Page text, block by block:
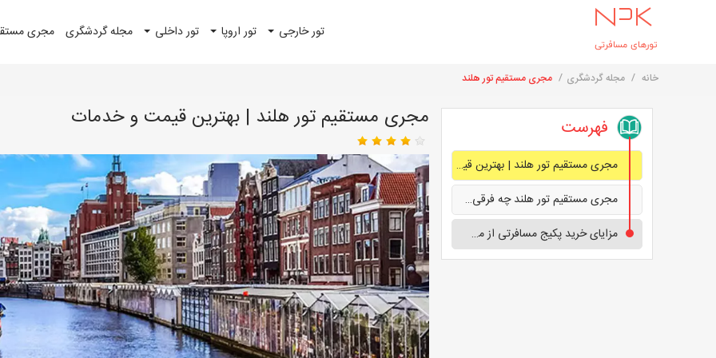
تور خارجی تور اروپا تور داخلی مجله گردشگری مجری
خانه مجله گردشگری مجری مستقیم تور هلند
فهرست
مجری مستقیم تور هلند | بهترین قیمت و خدمات
مجری مستقیم تور هلند چه فرقی با نماینده آژانس مسافرتی دارد
مزایای خرید پکیج مسافرتی از مجری مستقیم تور هلند
مجری مستقیم تور هلند | بهترین قیمت و خدمات